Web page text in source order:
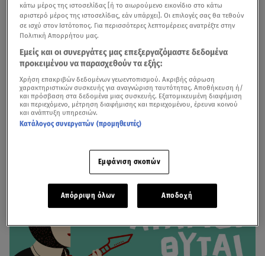
Oι «Άγαμοι Θύται» και ο Ιεροκλής Μιχαηλίδης για πρώτη
φορά στο VOX!
Φωτιά και Νερό: Το έργο της Χρύσας Σπηλιώτη, που
έχασε τη ζωή της στο Μάτι
κάτω μέρος της ιστοσελίδας [ή το αιωρούμενο εικονίδιο στο κάτω
αριστερό μέρος της ιστοσελίδας, εάν υπάρχει]. Οι επιλογές σας θα τεθούν
σε ισχύ στον Ιστότοπος. Για περισσότερες λεπτομέρειες ανατρέξτε στην
Πολιτική Απορρήτου μας.
Εμείς και οι συνεργάτες μας επεξεργαζόμαστε δεδομένα
προκειμένου να παρασχεθούν τα εξής:
Χρήση επακριβών δεδομένων γεωεντοπισμού. Ακριβής σάρωση
χαρακτηριστικών συσκευής για αναγνώριση ταυτότητας. Αποθήκευση ή/
και πρόσβαση στα δεδομένα μιας συσκευής. Εξατομικευμένη διαφήμιση
και περιεχόμενο, μέτρηση διαφήμισης και περιεχομένου, έρευνα κοινού
και ανάπτυξη υπηρεσιών.
Κατάλογος συνεργατών (προμηθευτές)
Εμφάνιση σκοπών
Απόρριψη όλων Αποδοχή